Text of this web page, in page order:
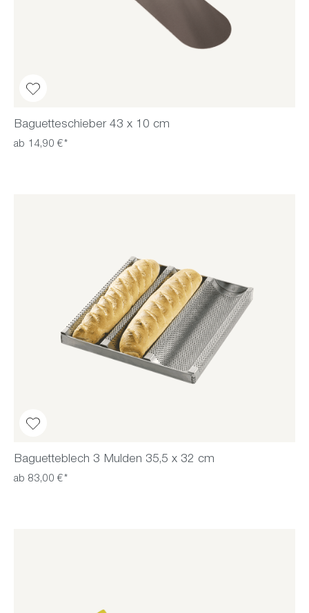
Baguetteschieber 43 x 10 cm
ab 14,90 €*
Baguetteblech 3 Mulden 35,5 x 32 cm
ab 83,00 €*